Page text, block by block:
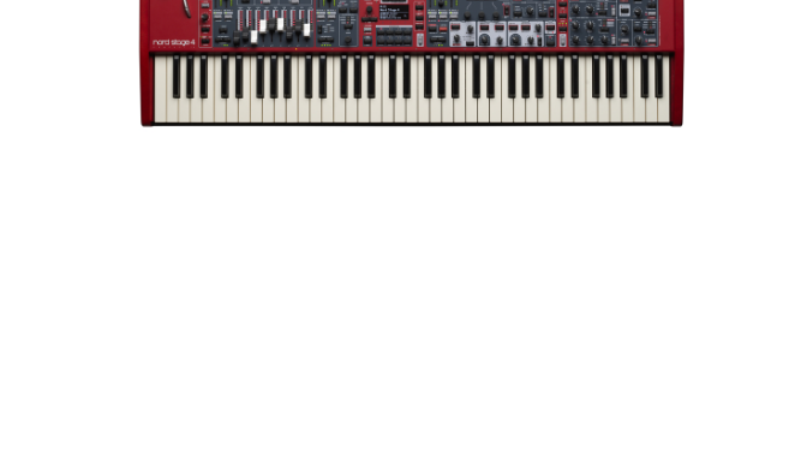
Proel Pro Audio
Samson Pro Audio
Ständer
Schlagzeuge
Roto Toms